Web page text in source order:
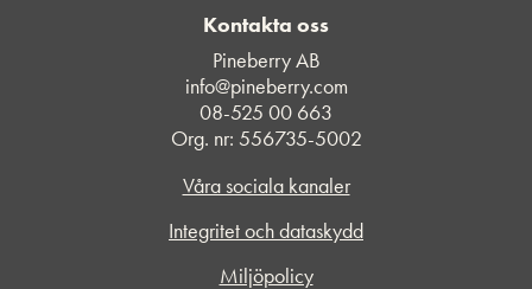
Kontakta oss
Pineberry AB
info@pineberry.com
08-525 00 663
Org. nr: 556735-5002
Våra sociala kanaler
Integritet och dataskydd
Miljöpolicy